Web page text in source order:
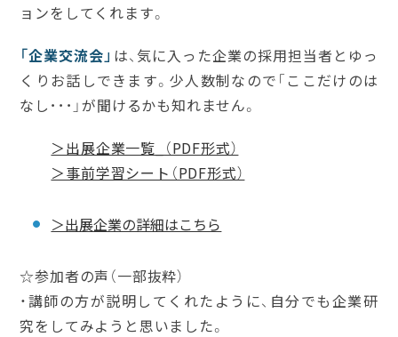
ョンをしてくれます。
「企業交流会」 は、気に入った企業の採用担当者とゆっ
くりお話しできます。少人数制なので「ここだけのは
なし･･･」が聞けるかも知れません。
＞出展企業一覧_（PDF形式）
＞事前学習シート（PDF形式）
＞出展企業の詳細はこちら
☆参加者の声（一部抜粋）
・講師の方が説明してくれたように、自分でも企業研
究をしてみようと思いました。